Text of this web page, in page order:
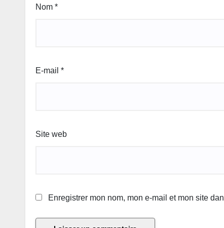
Nom *
E-mail *
Site web
Enregistrer mon nom, mon e-mail et mon site